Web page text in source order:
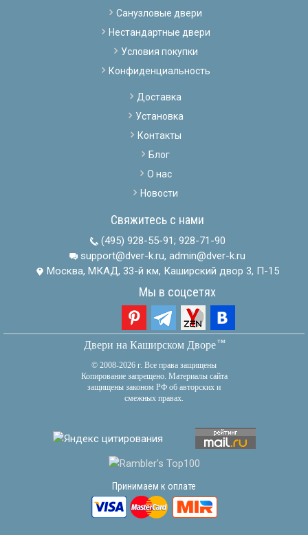
Санузловые двери
Нестандартные двери
Условия покупки
Конфиденциальность
Доставка
Установка
Контакты
Блог
О нас
Новости
Свяжитесь с нами
(495) 928-55-91; 928-71-90
support@dver-k.ru, admin@dver-k.ru
Москва, МКАД, 33-й км, Каширский двор 3, П-15
Мы в соцсетях
Двери на Каширском Дворетм
© 2008-2026 г. Все права защищены
Копирование запрещено. Материалы сайта
защищены законом РФ об авторских и
смежных правах.
Принимаем к оплате